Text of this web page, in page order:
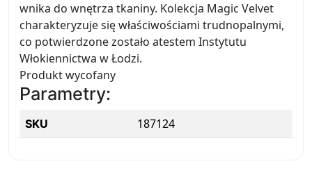
wnika do wnętrza tkaniny. Kolekcja Magic Velvet
charakteryzuje się właściwościami trudnopalnymi,
co potwierdzone zostało atestem Instytutu
Włokiennictwa w Łodzi.
Produkt wycofany
Parametry:
SKU 187124